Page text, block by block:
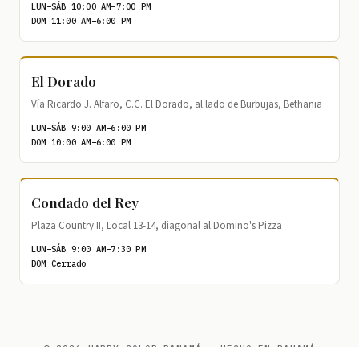
LUN–SÁB 10:00 AM–7:00 PM
DOM 11:00 AM–6:00 PM
El Dorado
Vía Ricardo J. Alfaro, C.C. El Dorado, al lado de Burbujas, Bethania
LUN–SÁB 9:00 AM–6:00 PM
DOM 10:00 AM–6:00 PM
Condado del Rey
Plaza Country II, Local 13-14, diagonal al Domino's Pizza
LUN–SÁB 9:00 AM–7:30 PM
DOM Cerrado